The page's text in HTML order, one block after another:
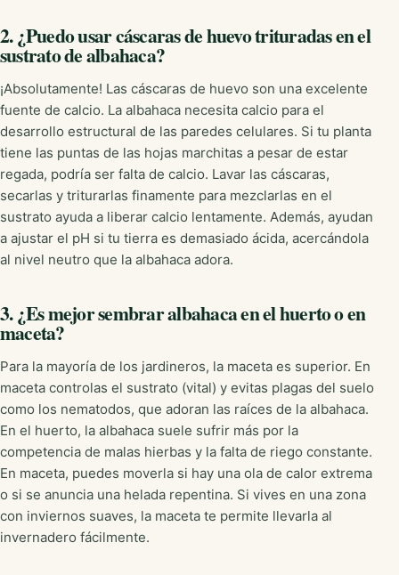
2. ¿Puedo usar cáscaras de huevo trituradas en el
sustrato de albahaca?
¡Absolutamente! Las cáscaras de huevo son una excelente
fuente de calcio. La albahaca necesita calcio para el
desarrollo estructural de las paredes celulares. Si tu planta
tiene las puntas de las hojas marchitas a pesar de estar
regada, podría ser falta de calcio. Lavar las cáscaras,
secarlas y triturarlas finamente para mezclarlas en el
sustrato ayuda a liberar calcio lentamente. Además, ayudan
a ajustar el pH si tu tierra es demasiado ácida, acercándola
al nivel neutro que la albahaca adora.
3. ¿Es mejor sembrar albahaca en el huerto o en
maceta?
Para la mayoría de los jardineros, la maceta es superior. En
maceta controlas el sustrato (vital) y evitas plagas del suelo
como los nematodos, que adoran las raíces de la albahaca.
En el huerto, la albahaca suele sufrir más por la
competencia de malas hierbas y la falta de riego constante.
En maceta, puedes moverla si hay una ola de calor extrema
o si se anuncia una helada repentina. Si vives en una zona
con inviernos suaves, la maceta te permite llevarla al
invernadero fácilmente.